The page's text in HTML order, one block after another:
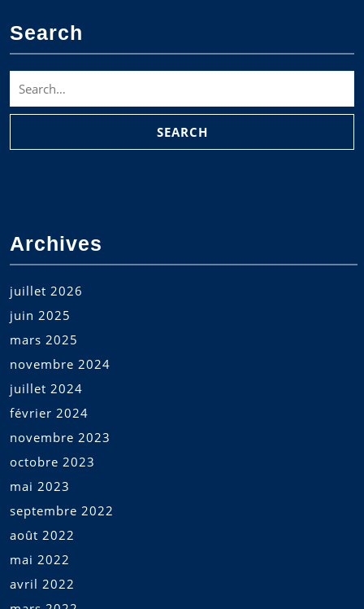
Search
for:
Archives
juillet 2026
juin 2025
mars 2025
novembre 2024
juillet 2024
février 2024
novembre 2023
octobre 2023
mai 2023
septembre 2022
août 2022
mai 2022
avril 2022